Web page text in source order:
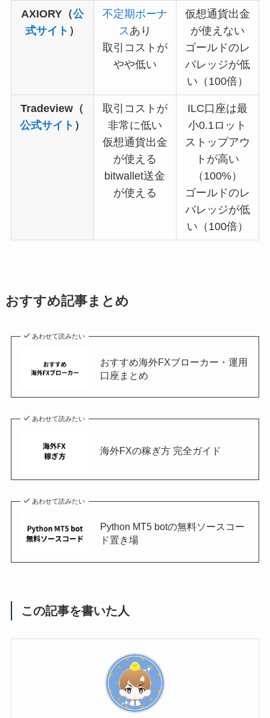
AXIORY（公
式サイト ）
不定期ボーナ
スあり
取引コストが
やや低い
仮想通貨出金
が使えない
ゴールドのレ
バレッジが低
い（100倍）
Tradeview（
公式サイト ）
取引コストが
非常に低い
仮想通貨出金
が使える
bitwallet送金
が使える
ILC口座は最
小0.1ロット
ストップアウ
トが高い
（100%）
ゴールドのレ
バレッジが低
い（100倍）
おすすめ記事まとめ
あわせて読みたい
おすすめ海外FXブローカー・運用
口座まとめ
あわせて読みたい
海外FXの稼ぎ方 完全ガイド
あわせて読みたい
Python MT5 botの無料ソースコー
ド置き場
この記事を書いた人